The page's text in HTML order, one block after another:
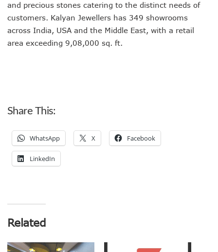
and precious stones catering to the distinct needs of
customers. Kalyan Jewellers has 349 showrooms
across India, USA and the Middle East, with a retail
area exceeding 9,08,000 sq. ft.
Share This:
WhatsApp X Facebook
LinkedIn
Related